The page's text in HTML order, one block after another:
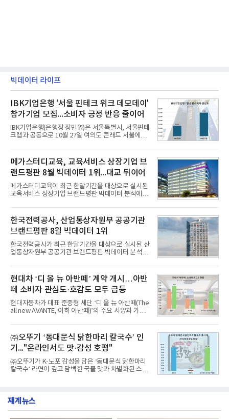
빅데이터 라이프
IBK기업은행 '서울 핀테크 위크 데모데이'
참가기업 모집...소비자 긍정 반응 줄이어
IBK기업은행(은행장 장민영)은 서울특별시, 서울핀테
크랩과 공동으로 10월 27일 여의도 콘래드 서울에서
IBK기업은행’에 참가할 기업을 모집한다고 10일 밝혔
다.이번 데모데이는 ‘AX 기반 디지털금융의 전환’을
주제로 개최되는 ‘서울 핀테크 위크 2026’의 공식 프
로그램으로, 우수한 AX 기반 핀테크 기업을 발굴하고
투자유치와 사업 협력 기회를 지원하기 위해 마련됐
다.참여 대상은 창업 7년 이내의 서울 소재 핀테크 스
타트업과 중소기업 창업 지원법에 따른 신사업 분야
다.심사를
메가스터디교육, 교육서비스 상장기업 브
랜드평판 8월 빅데이터 1위...대교 뒤이어
메가스터디교육이 최근 한달기간을 대상으로 실시된
교육서비스 상장기업 브랜드평판 빅데이터 분석에서
일 한국기업평판연구소(소장 구창환)는 국내 교육서
비스 상장기업 브랜드를 대상으로 지난 7월 7일부터
8월 7일까지 수집된 소비자 빅데이터 10,074,233건
을 분석한 결과, 메가스터디교육이 브랜드평판지수
1,710,926을 기록하며 8월 1위에 올랐다고 밝혔다.
분석에 활용된 빅데이터는 지난 7월(9,491,206건) 대
비 6.14% 증가한 수치로, 교육서비스 상장기업 브랜
디교육, 대교, 디지
한국전력공사, 산업통상자원부 공공기관
브랜드평판 8월 빅데이터 1위
한국전력공사가 최근 한달기간을 대상으로 실시된 산
업통상자원부 공공기관 브랜드평판 빅데이터 분석에
이 순으로 뒤를 이었다.7일 한국기업평판연구소(소장
구창환)는 산업통상자원부 공공기관 41개 브랜드를
대상으로 지난 7월 7일부터 8월 7일까지 수집된 소비
자 빅데이터 91,102,549건을 분석한 결과, 한국전력
공사가 브랜드평판지수 10,670,633을 기록하며 8월
1위에 올랐다고 밝혔다. 분석에 활용된 빅데이터는 지
난 7월(88,893,823건) 대비 2.48% 증가한 수치다.연
수력원자력, 한국석
현대차 ‘디 올 뉴 아반떼’ 계약 개시…아반
떼 소비자 관심도·호감도 모두 급등
현대자동차가 대표 준중형 세단 ‘디 올 뉴 아반떼(The
all new AVANTE, 이하 아반떼)’의 주요 사양과 가격
떼는 6년 만에 선보이는 8세대 완전변경 모델로, ▲정
교한 선과 면을 중심으로 완성한 파격적인 디자인 ▲
과거 중형 세단 수준으로 확대된 차체 제원 ▲글로벌
최고 수준의 안전성 ▲성능과 효율을 동시에 높인 주
행 완성도 ▲첨단 편의 및 디지털 사양 적용 등을 통해
글로벌 준중형 세단의 새로운 기준을 세웠다.아반떼
는 가솔린 2.0과 1.6 하이브리드 두 가지 파워트레인
넘
㈜오뚜기 ‘동대문식 닭한마리 칼국수’ 인
기..."온라인서도 맛·감성 호평"
㈜오뚜기가 K-노포 감성을 담은 ‘동대문식 닭한마리
칼국수’ 라면이 깊고 담백한 국물 맛과 차별화된 스토
단 18일 만에 누적 판매량 50만 개를 돌파하는 성과를
재계뉴스